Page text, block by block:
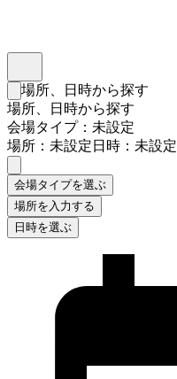
検索フォームを閉じる
場所、日時から探す
場所、日時から探す
会場タイプ：未設定
場所：未設定日時：未設定
会場タイプを選ぶ
場所を入力する
日時を選ぶ